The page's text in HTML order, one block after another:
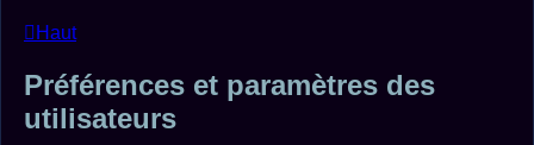
Haut
Préférences et paramètres des
utilisateurs